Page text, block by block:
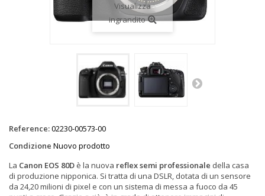
Visualizza
ingrandito
Reference:02230-00573-00
Condizione Nuovo prodotto
La Canon EOS 80D è la nuova reflex semi professionale della casa
di produzione nipponica. Si tratta di una DSLR, dotata di un sensore
da 24,20 milioni di pixel e con un sistema di messa a fuoco da 45